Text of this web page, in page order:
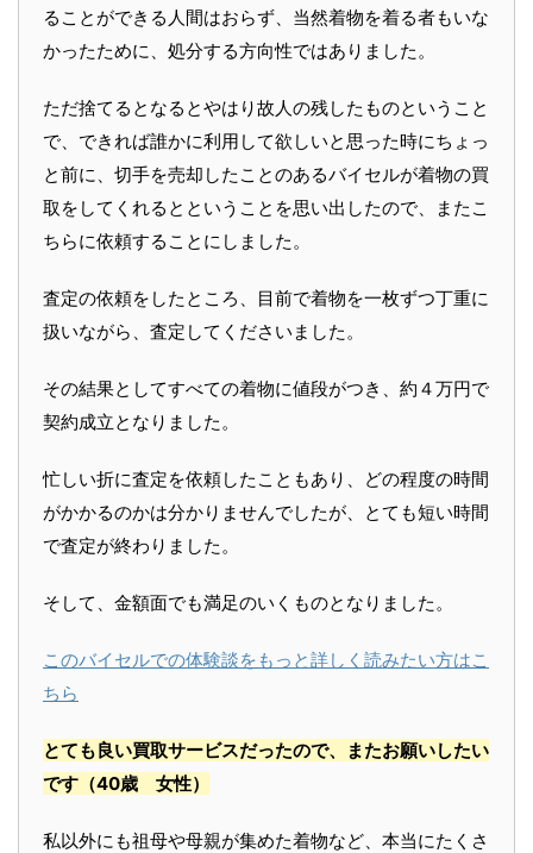
ることができる人間はおらず、当然着物を着る者もいな
かったために、処分する方向性ではありました。
ただ捨てるとなるとやはり故人の残したものということ
で、できれば誰かに利用して欲しいと思った時にちょっ
と前に、切手を売却したことのあるバイセルが着物の買
取をしてくれるとということを思い出したので、またこ
ちらに依頼することにしました。
査定の依頼をしたところ、目前で着物を一枚ずつ丁重に
扱いながら、査定してくださいました。
その結果としてすべての着物に値段がつき、約４万円で
契約成立となりました。
忙しい折に査定を依頼したこともあり、どの程度の時間
がかかるのかは分かりませんでしたが、とても短い時間
で査定が終わりました。
そして、金額面でも満足のいくものとなりました。
このバイセルでの体験談をもっと詳しく読みたい方はこ
ちら
とても良い買取サービスだったので、またお願いしたい
です （40歳 女性）
私以外にも祖母や母親が集めた着物など、本当にたくさ